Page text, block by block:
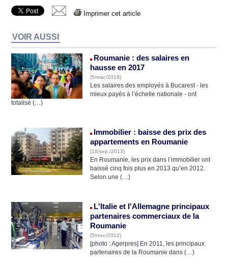
Imprimer cet article
VOIR AUSSI
Roumanie : des salaires en
hausse en 2017
(5/mar./2018)
Les salaires des employés à Bucarest - les
mieux payés à l’échelle nationale - ont
totalisé (…)
Immobilier : baisse des prix des
appartements en Roumanie
(18/sep./2013)
En Roumanie, les prix dans l’immobilier ont
baissé cinq fois plus en 2013 qu’en 2012.
Selon une (…)
L'Italie et l'Allemagne principaux
partenaires commerciaux de la
Roumanie
(5/nov./2012)
[photo : Agerpres] En 2011, les principaux
partenaires de la Roumanie dans (…)